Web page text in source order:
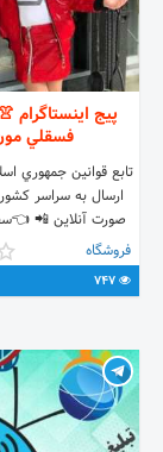
پیج اینستاگرام
فسقلي
ارسال به سراسر
صورت آنلاين 📲
دايركت يا
فروشگاه